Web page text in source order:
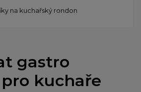
na kuchařský rondon
gastro
kuchaře